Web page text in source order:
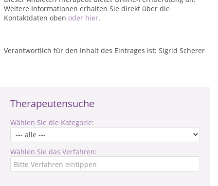
Therapeutensuche
Wählen Sie die Kategorie:
Wählen Sie das Verfahren:
Weitere Informationen erhalten Sie direkt über die
Kontaktdaten oben oder hier.
Verantwortlich für den Inhalt des Eintrages ist: Sigrid Scherer